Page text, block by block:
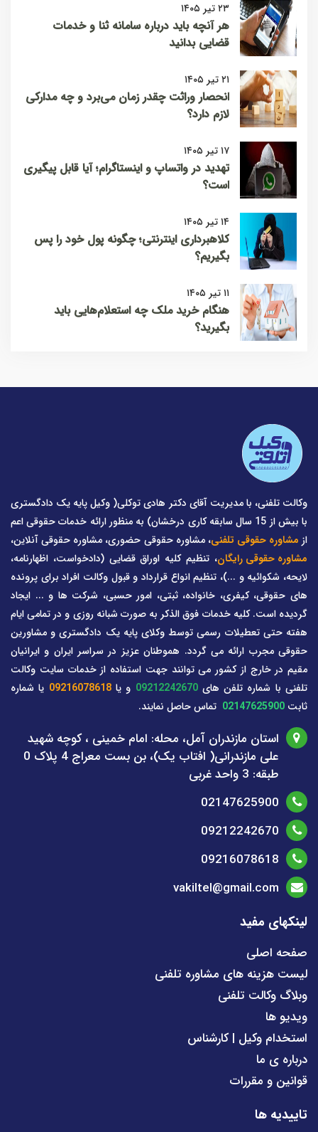
۲۳ تیر ۱۴۰۵
هر آنچه باید درباره سامانه ثنا و خدمات
قضایی بدانید
۲۱ تیر ۱۴۰۵
انحصار وراثت چقدر زمان می‌برد و چه مدارکی
لازم دارد؟
۱۷ تیر ۱۴۰۵
تهدید در واتساپ و اینستاگرام؛ آیا قابل پیگیری
است؟
۱۴ تیر ۱۴۰۵
کلاهبرداری اینترنتی؛ چگونه پول خود را پس
بگیریم؟
۱۱ تیر ۱۴۰۵
هنگام خرید ملک چه استعلام‌هایی باید
بگیرید؟
وکالت تلفنی، با مدیریت آقای دکتر هادی توکلی( وکیل پایه یک دادگستری
با بیش از 15 سال سابقه کاری درخشان) به منظور ارائه خدمات حقوقی اعم
از مشاوره حقوقی تلفنی، مشاوره حقوقی حضوری، مشاوره حقوقی آنلاین،
مشاوره حقوقی رایگان، تنظیم کلیه اوراق قضایی (دادخواست، اظهارنامه،
لایحه، شکوائیه و ...)، تنظیم انواع قرارداد و قبول وکالت افراد برای پرونده
های حقوقی، کیفری، خانواده، ثبتی، امور حسبی، شرکت ها و ... ایجاد
گردیده است. کلیه خدمات فوق الذکر به صورت شبانه روزی و در تمامی ایام
هفته حتی تعطیلات رسمی توسط وکلای پایه یک دادگستری و مشاورین
حقوقی مجرب ارائه می گردد. هموطنان عزیز در سراسر ایران و ایرانیان
مقیم در خارج از کشور می توانند جهت استفاده از خدمات سایت وکالت
تلفنی با شماره تلفن های09212242670 و یا09216078618 یا شماره
ثابت 02147625900 تماس حاصل نمایند.
استان مازندران آمل، محله: امام خمینی ، کوچه شهید
علی مازندرانی( افتاب یک)، بن بست معراج 4 پلاک 0
طبقه: 3 واحد غربی
02147625900
09212242670
09216078618
vakiltel@gmail.com
لینکهای مفید
صفحه اصلی
لیست هزینه های مشاوره تلفنی
وبلاگ وکالت تلفنی
ویدیو ها
استخدام وکیل | کارشناس
درباره ی ما
قوانین و مقررات
تاییدیه ها